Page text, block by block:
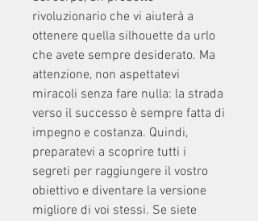
rivoluzionario che vi aiuterà a
ottenere quella silhouette da urlo
che avete sempre desiderato. Ma
attenzione, non aspettatevi
miracoli senza fare nulla: la strada
verso il successo è sempre fatta di
impegno e costanza. Quindi,
preparatevi a scoprire tutti i
segreti per raggiungere il vostro
obiettivo e diventare la versione
migliore di voi stessi. Se siete